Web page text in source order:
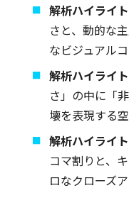
解析ハイライ
さと、動的な
なビジュアル
解析ハイライト
さ」の中に「
壊を表現する空
解析ハイライト
コマ割りと、
ロなクローズア